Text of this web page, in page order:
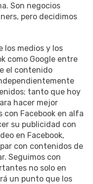
Son negocios
pero decidimos
los medios y los
como Google entre
el contenido
tanto que hoy
hacer mejor
con Facebook en alfa
su publicidad con
en Facebook,
con contenidos de
Seguimos con
no solo en
un punto que los